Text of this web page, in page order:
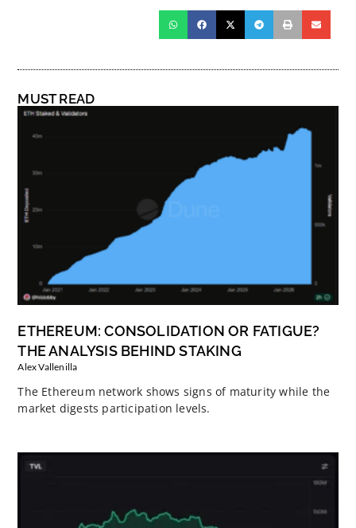
MUST READ
ETHEREUM: CONSOLIDATION OR FATIGUE?
THE ANALYSIS BEHIND STAKING
Alex Vallenilla
The Ethereum network shows signs of maturity while the
market digests participation levels.